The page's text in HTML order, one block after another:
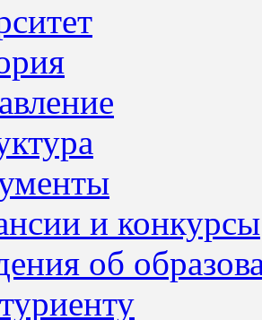
и конкурсы
об